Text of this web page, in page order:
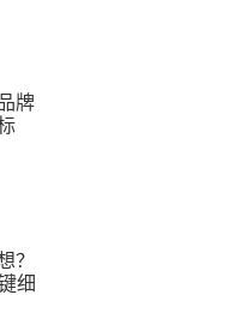
牌
？
细